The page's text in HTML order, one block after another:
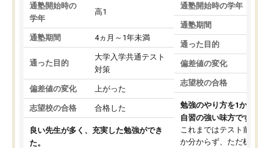
通塾開始時の
学年
高1
通塾期間 4ヵ月～1年未満
通った目的
大学入学共通テスト
対策
偏差値の変化 上がった
志望校の合格 合格した
良い先生が多く、充実した勉強ができ
た。
通塾開始時の学年
通塾期間
通った目的
偏差値の変化
志望校の合格
勉強のやり方を1から教
自習の強い味方です。
これまではテスト前に何
か分からず、ただ机に座